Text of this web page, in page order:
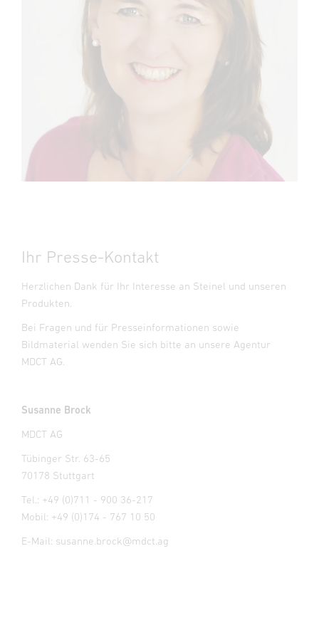
Ihr Presse-Kontakt
Herzlichen Dank für Ihr Interesse an Steinel und unseren
Produkten.
Bei Fragen und für Presseinformationen sowie
Bildmaterial wenden Sie sich bitte an unsere Agentur
MDCT AG.
Susanne Brock
MDCT AG
Tübinger Str. 63-65
70178 Stuttgart
Tel.: +49 (0)711 - 900 36-217
Mobil: +49 (0)174 - 767 10 50
E-Mail: susanne.brock@mdct.ag